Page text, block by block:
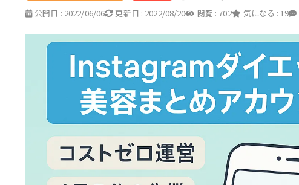
公開日 : 2022/06/06 更新日 : 2022/08/20 閲覧 : 702 気になる : 19